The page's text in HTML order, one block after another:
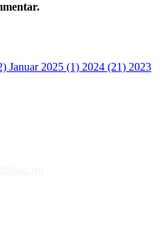
Januar 2025 (1) 2024 (21) 2023